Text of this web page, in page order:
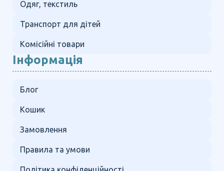
Одяг, текстиль
Транспорт для дітей
Комісійні товари
Інформація
Блог
Кошик
Замовлення
Правила та умови